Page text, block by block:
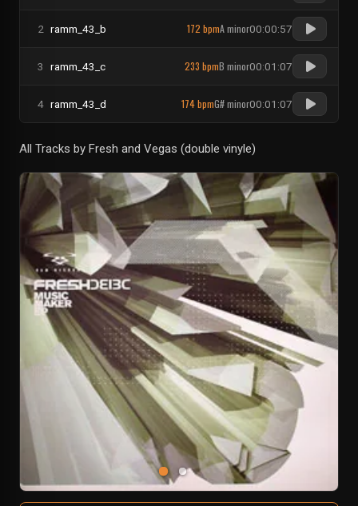
2 ramm_43_b 172 bpmA minor00:00:57
3 ramm_43_c 233 bpmB minor00:01:07
4 ramm_43_d 174 bpmG# minor00:01:07
All Tracks by Fresh and Vegas (double vinyle)